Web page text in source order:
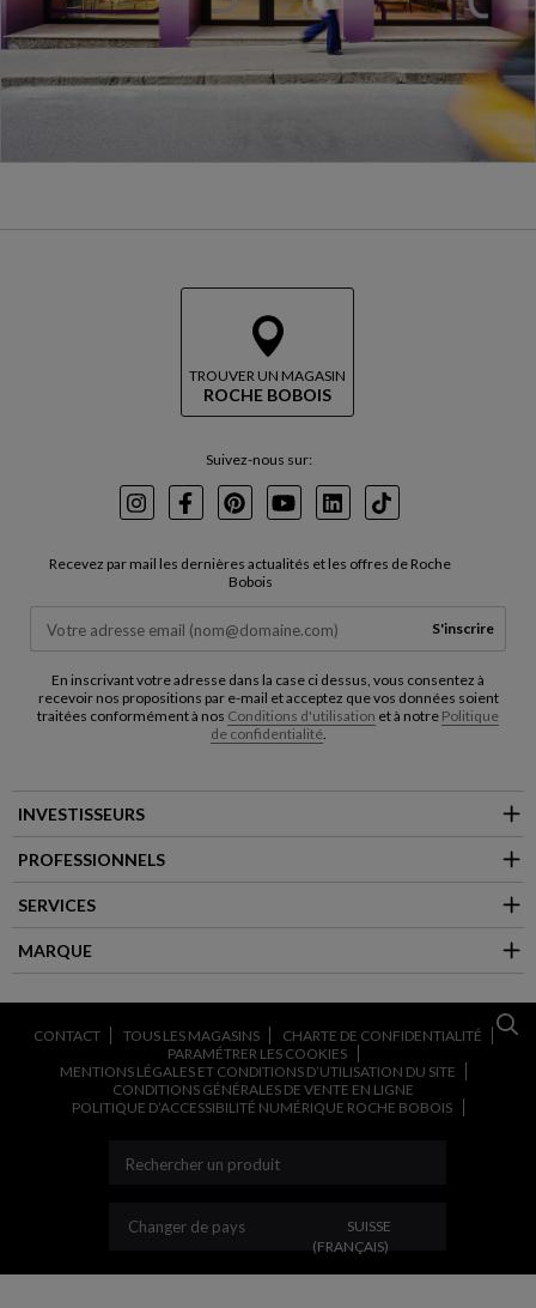
TROUVER UN MAGASIN
ROCHE BOBOIS
Suivez-nous sur:
InstagramFacebookPinterest
YoutubeLinkedInTikTok
Recevez par mail les dernières actualités et les offres de Roche
Bobois
S'inscrire
En inscrivant votre adresse dans la case ci dessus, vous consentez à
recevoir nos propositions par e-mail et acceptez que vos données soient
traitées conformément à nos Conditions d'utilisation et à notre Politique
de confidentialité.
INVESTISSEURS
PROFESSIONNELS
SERVICES
MARQUE
CONTACT TOUS LES MAGASINS
CHARTE DE CONFIDENTIALITÉ
PARAMÉTRER LES COOKIES
MENTIONS LÉGALES ET CONDITIONS D’UTILISATION DU SITE
CONDITIONS GÉNÉRALES DE VENTE EN LIGNE
POLITIQUE D’ACCESSIBILITÉ NUMÉRIQUE ROCHE BOBOIS
Changer de pays CHANGER DE PAYS
SUISSE
(FRANÇAIS)